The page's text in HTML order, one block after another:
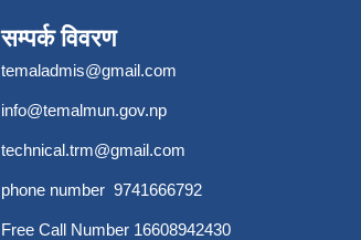
सम्पर्क विवरण
temaladmis@gmail.com
info@temalmun.gov.np
technical.trm@gmail.com
phone number 9741666792
Free Call Number 16608942430